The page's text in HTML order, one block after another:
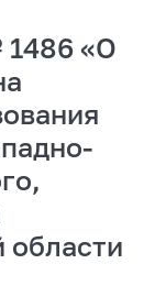
1486 «О
области